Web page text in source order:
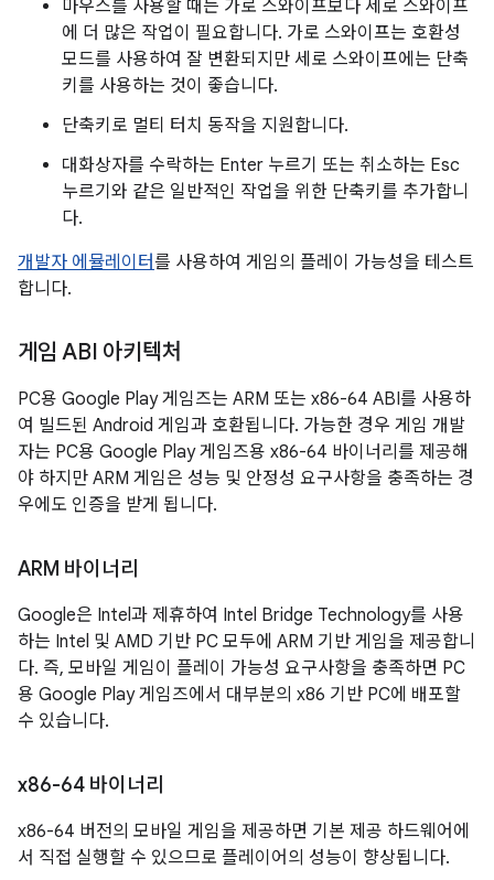
마우스를 사용할 때는 가로 스와이프보다 세로 스와이프
에 더 많은 작업이 필요합니다. 가로 스와이프는 호환성
모드를 사용하여 잘 변환되지만 세로 스와이프에는 단축
키를 사용하는 것이 좋습니다.
단축키로 멀티 터치 동작을 지원합니다.
대화상자를 수락하는 Enter 누르기 또는 취소하는 Esc
누르기와 같은 일반적인 작업을 위한 단축키를 추가합니
다.
개발자 에뮬레이터를 사용하여 게임의 플레이 가능성을 테스트
합니다.
게임 ABI 아키텍처
PC용 Google Play 게임즈는 ARM 또는 x86-64 ABI를 사용하
여 빌드된 Android 게임과 호환됩니다. 가능한 경우 게임 개발
자는 PC용 Google Play 게임즈용 x86-64 바이너리를 제공해
야 하지만 ARM 게임은 성능 및 안정성 요구사항을 충족하는 경
우에도 인증을 받게 됩니다.
ARM 바이너리
Google은 Intel과 제휴하여 Intel Bridge Technology를 사용
하는 Intel 및 AMD 기반 PC 모두에 ARM 기반 게임을 제공합니
다. 즉, 모바일 게임이 플레이 가능성 요구사항을 충족하면 PC
용 Google Play 게임즈에서 대부분의 x86 기반 PC에 배포할
수 있습니다.
x86-64 바이너리
x86-64 버전의 모바일 게임을 제공하면 기본 제공 하드웨어에
서 직접 실행할 수 있으므로 플레이어의 성능이 향상됩니다.